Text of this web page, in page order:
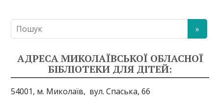
АДРЕСА МИКОЛАЇВСЬКОЇ ОБЛАСНОЇ
БІБЛІОТЕКИ ДЛЯ ДІТЕЙ:
54001, м. Миколаїв, вул. Спаська, 66